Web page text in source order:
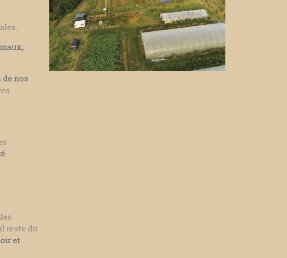
nos
reste du
et